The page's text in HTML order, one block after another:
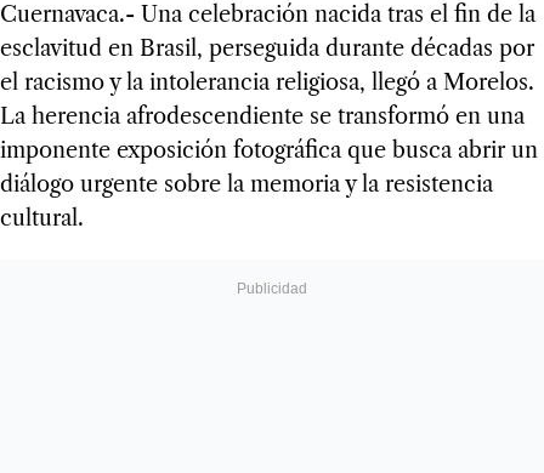
Cuernavaca.- Una celebración nacida tras el fin de la
esclavitud en Brasil, perseguida durante décadas por
el racismo y la intolerancia religiosa, llegó a Morelos.
La herencia afrodescendiente se transformó en una
imponente exposición fotográfica que busca abrir un
diálogo urgente sobre la memoria y la resistencia
cultural.